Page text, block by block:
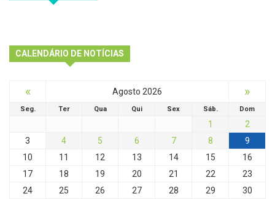
CALENDÁRIO DE NOTÍCIAS
« Agosto 2026 »
Seg. Ter Qua Qui Sex Sáb. Dom
1
2
3
4 5 6 7 8
9
10
11 12 13 14 15
16
17
18 19 20 21 22
23
24
25 26 27 28 29
30